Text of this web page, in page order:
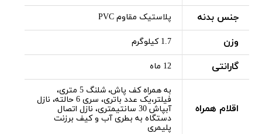
جنس بدنه پلاستیک مقاوم PVC
وزن 1.7 کیلوگرم
گارانتی 12 ماه
اقلام همراه
به همراه کف پاش، شلنگ 5 متری،
فیلتر،یک عدد باتری، سری 6 حالته، نازل
آبپاش 30 سانتیمتری، نازل اتصال
دستگاه به بطری آب و کیف برزنت
پلیمری